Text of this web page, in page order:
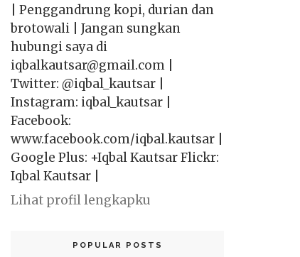
| Penggandrung kopi, durian dan
brotowali | Jangan sungkan
hubungi saya di
iqbalkautsar@gmail.com |
Twitter: @iqbal_kautsar |
Instagram: iqbal_kautsar |
Facebook:
www.facebook.com/iqbal.kautsar |
Google Plus: +Iqbal Kautsar Flickr:
Iqbal Kautsar |
Lihat profil lengkapku
POPULAR POSTS